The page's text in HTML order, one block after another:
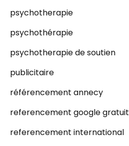
psychotherapie
psychothérapie
psychotherapie de soutien
publicitaire
référencement annecy
referencement google gratuit
referencement international